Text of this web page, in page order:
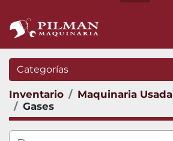
Categorías
Inventario Maquinaria Usada
Gases